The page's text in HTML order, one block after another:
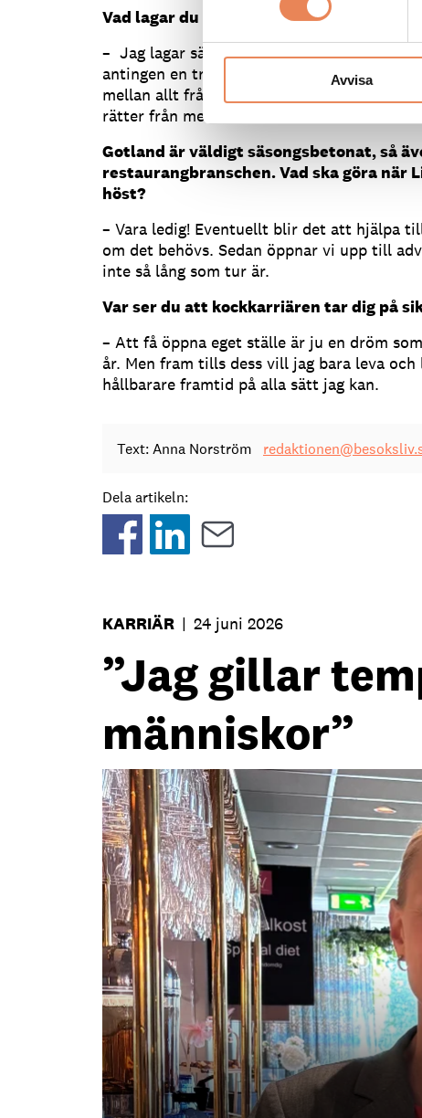
Avvisa
Vad lagar du för mat hemma?
– Jag lagar sällan mat hemma men när det
antingen en trerätters eller buffé, och då
mellan allt från husmanskost till alla rätter
rätter från mellanöstern.
Gotland är väldigt säsongsbetonat, så
restaurangbranschen. Vad ska göra när
höst?
– Vara ledig! Eventuellt blir det att hjälpa
om det behövs. Sedan öppnar vi upp till
inte så lång som tur är.
Var ser du att kockkarriären tar dig på
– Att få öppna eget ställe är ju en dröm
år. Men fram tills dess vill jag bara leva
hållbarare framtid på alla sätt jag kan.
Text: Anna Norström
Dela artikeln:
KARRIÄR | 24 juni 2026
”Jag gillar
människor”